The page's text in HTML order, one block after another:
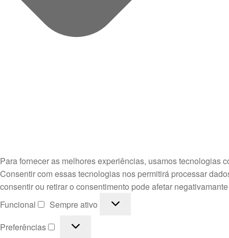
Para fornecer as melhores experiências, usamos tecnologias
Consentir com essas tecnologias nos permitirá processar
consentir ou retirar o consentimento pode afetar
Funcional
Funcional
Sempre ativo
Preferências
Preferências